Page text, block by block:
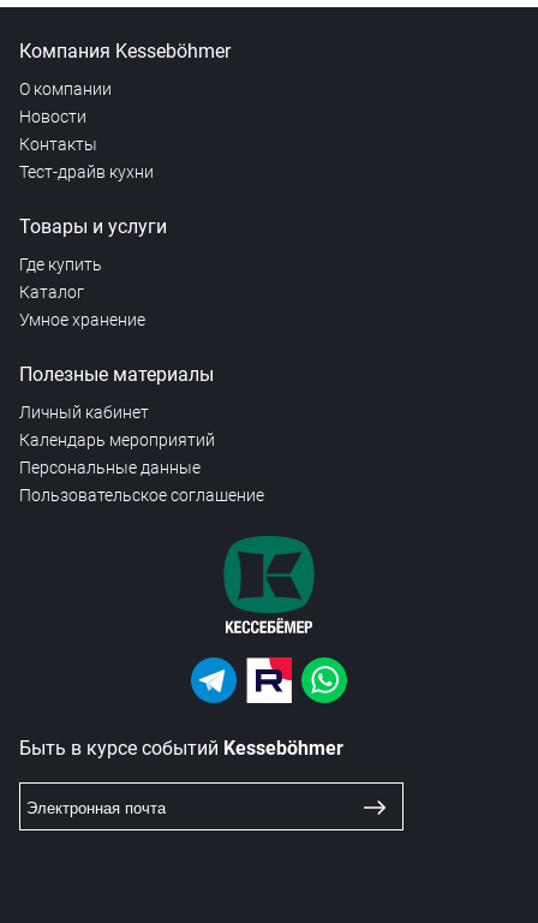
Компания Kesseböhmer
О компании
Новости
Контакты
Тест-драйв кухни
Товары и услуги
Где купить
Каталог
Умное хранение
Полезные материалы
Личный кабинет
Календарь мероприятий
Персональные данные
Пользовательское соглашение
Быть в курсе событий Kesseböhmer